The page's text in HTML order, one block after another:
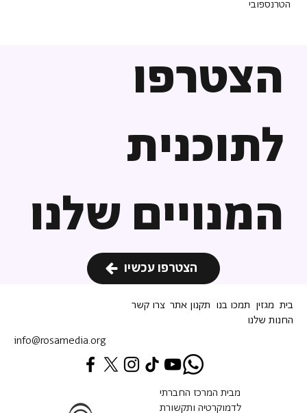
הצטרפו
לתוכנית
המנויים שלנו
הצטרפו עכשיו
הטרנספובי
info@rosamedia.org
בית מגזין תמכו בנו תקנון אתר צרו קשר
החנות שלנו
מבית המרכז החברתי
לדמוקרטיה ותקשורת